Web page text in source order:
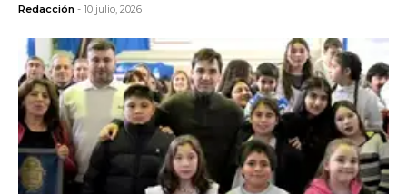
Redacción - 10 julio, 2026